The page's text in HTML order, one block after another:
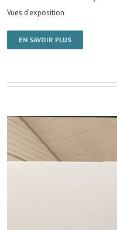
Vues d'exposition
EN SAVOIR PLUS